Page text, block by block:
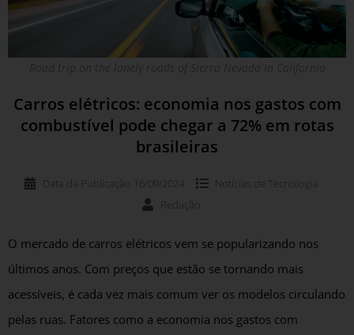
Carros elétricos: economia nos gastos com
combustível pode chegar a 72% em rotas
brasileiras
Data da Publicação 16/09/2024 Notícias de
Tecnologia
Redação
O mercado de carros elétricos vem se popularizando nos
últimos anos. Com preços que estão se tornando mais
acessíveis, é cada vez mais comum ver os modelos circulando
pelas ruas. Fatores como a economia nos gastos com